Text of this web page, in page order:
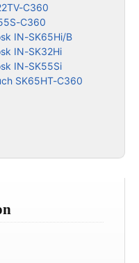
C360
C360
IN-SK65Hi/B
IN-SK32Hi
IN-SK55Si
SK65HT-C360